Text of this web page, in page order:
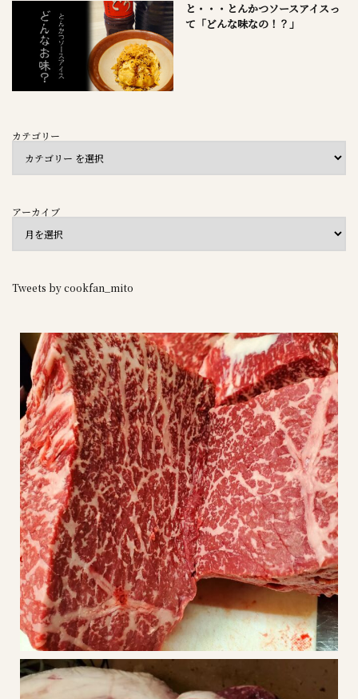
と・・・とんかつソースアイスっ
て「どんな味なの！？」
カテゴリー
アーカイブ
Tweets by cookfan_mito